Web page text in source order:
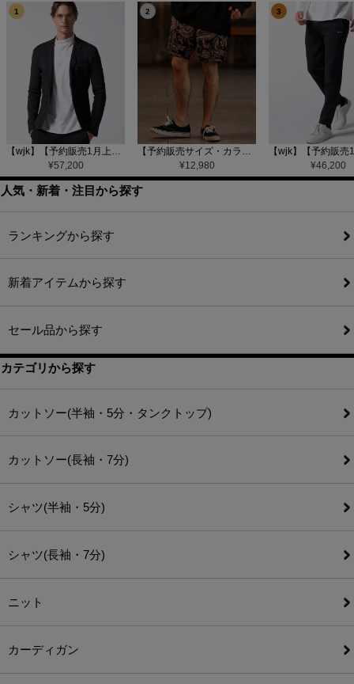
1
【wjk】【予約販売1月上旬～中旬入荷】function knit jacket(jacquard check) ニットジャケット(207 mw08j)
¥57,200
2
【予約販売サイズ・カラーにより納期異なる】【CAMBIO(カンビオ)】Gobelin Short Pants ショートパンツ(CAM25SS-002)
¥12,980
3
¥46,200
人気・新着・注目から探す
ランキングから探す
新着アイテムから探す
セール品から探す
カテゴリから探す
カットソー(半袖・5分・タンクトップ)
カットソー(長袖・7分)
シャツ(半袖・5分)
シャツ(長袖・7分)
ニット
カーディガン